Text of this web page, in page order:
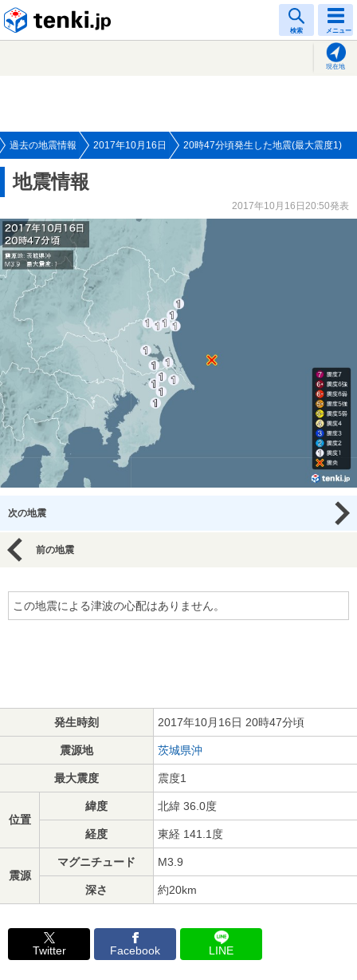
検索 メニュー
現在地
過去の地震情報 2017年10月16日 20時47分頃発生した地震(最大震度1)
地震情報
2017年10月16日20:50発表
次の地震
前の地震
この地震による津波の心配はありません。
発生時刻 2017年10月16日 20時47分頃
震源地 茨城県沖
最大震度 震度1
位置
緯度 北緯 36.0度
経度 東経 141.1度
震源
マグニチュード M3.9
深さ 約20km
Twitter Facebook LINE